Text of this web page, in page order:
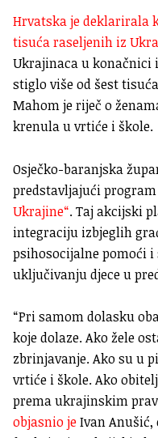
Hrvatska je deklarirala
tisuća raseljenih iz
Ukrajinaca u konačnici
stiglo više od šest
Mahom je riječ o
krenula u vrtiće i škole.
Osječko-baranjska
predstavljajući program
Ukrajine“. Taj akcijski
integraciju izbjeglih
psihosocijalne pomoći
uključivanju djece u
“Pri samom dolasku
koje dolaze. Ako žele
zbrinjavanje. Ako su u
vrtiće i škole. Ako
prema ukrajinskim
objasnio jeIvan